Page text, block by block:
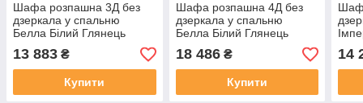
Шафа розпашна 3Д без
дзеркала у спальню
Белла Білий Глянець
Міромарк
13 883 ₴
Купити
Шафа розпашна 4Д без
дзеркала у спальню
Белла Білий Глянець
Міромарк
18 486₴
Купити
14